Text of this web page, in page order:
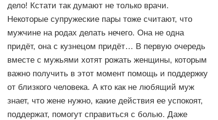
дело! Кстати так думают не только врачи.
Некоторые супружеские пары тоже считают, что
мужчине на родах делать нечего. Она не одна
придёт, она с кузнецом придёт… В первую очередь
вместе с мужьями хотят рожать женщины, которым
важно получить в этот момент помощь и поддержку
от близкого человека. А кто как не любящий муж
знает, что жене нужно, какие действия ее успокоят,
поддержат, помогут справиться с болью. Даже